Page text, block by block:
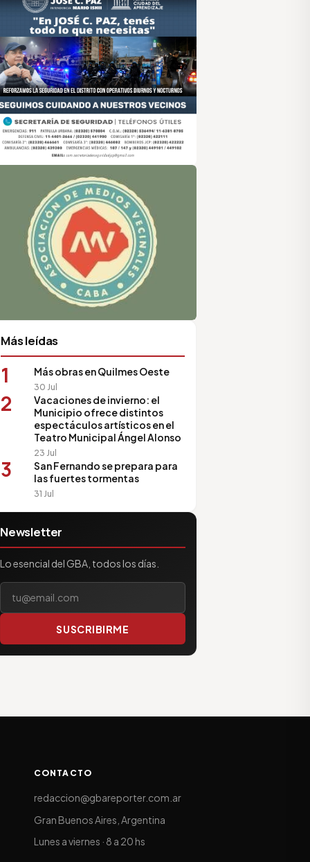
de Medios Vecinales
Más leídas
1 Más obras en Quilmes Oeste
30 Jul
2
Vacaciones de invierno: el
Municipio ofrece distintos
espectáculos artísticos en el
Teatro Municipal Ángel Alonso
23 Jul
3
San Fernando se prepara para
las fuertes tormentas
31 Jul
Newsletter
Lo esencial del GBA, todos los días.
Tu correo electrónico
SUSCRIBIRME
CONTACTO
redaccion@gbareporter.com.ar
Gran Buenos Aires, Argentina
Lunes a viernes · 8 a 20 hs